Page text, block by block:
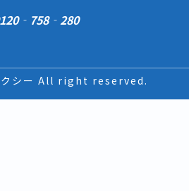
シー All right reserved.